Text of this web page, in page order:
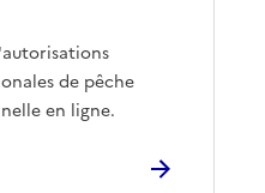
de pêche
en ligne.